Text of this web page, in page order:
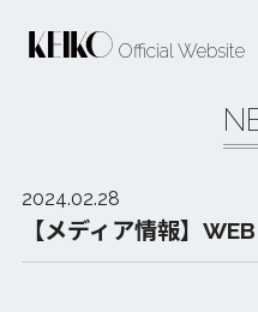
Official Website
2024.02.28
【メディア情報】